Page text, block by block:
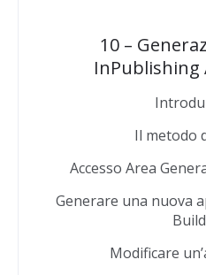
10 –
InPublishing
Il metodo
Accesso Area
Generare una nuova
Modificare